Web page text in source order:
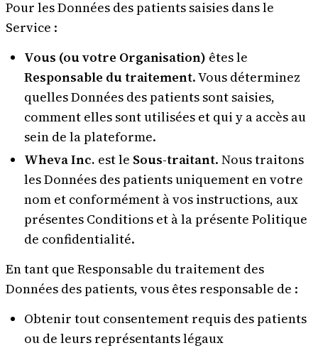
Pour les Données des patients saisies dans le
Service :
Vous (ou votre Organisation) êtes le
Responsable du traitement. Vous déterminez
quelles Données des patients sont saisies,
comment elles sont utilisées et qui y a accès au
sein de la plateforme.
Wheva Inc. est le Sous-traitant. Nous traitons
les Données des patients uniquement en votre
nom et conformément à vos instructions, aux
présentes Conditions et à la présente Politique
de confidentialité.
En tant que Responsable du traitement des
Données des patients, vous êtes responsable de :
Obtenir tout consentement requis des patients
ou de leurs représentants légaux